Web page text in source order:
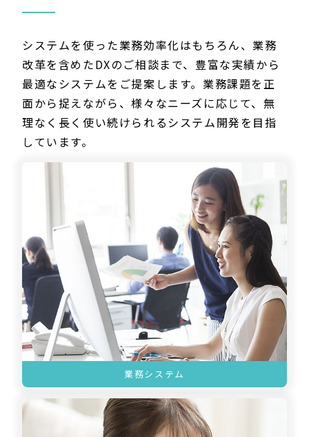
システムを使った業務効率化はもちろん、業務
改革を含めたDXのご相談まで、豊富な実績から
最適なシステムをご提案します。業務課題を正
面から捉えながら、様々なニーズに応じて、無
理なく長く使い続けられるシステム開発を目指
しています。
業務システム